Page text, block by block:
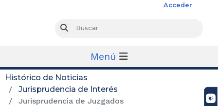
Acceder
Buscar
Menú
Histórico de Noticias
Jurisprudencia de Interés
Jurisprudencia de Juzgados